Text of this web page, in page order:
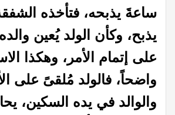
ساعةَ يذبحه، فتأخذه
يذبح، وكأن الولد يُعين
على إتمام الأمر، وهكذا
واضحاً، فالولد مُلقىً على
والوالد في يده السكين،